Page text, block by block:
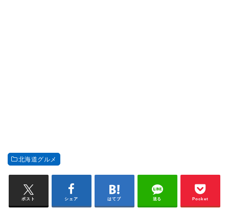
北海道グルメ
ポスト シェア はてブ 送る Pocket